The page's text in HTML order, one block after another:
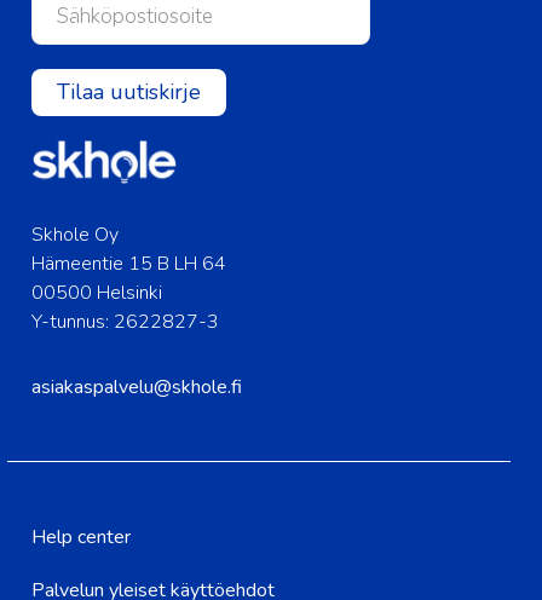
Skhole Oy
Hämeentie 15 B LH 64
00500 Helsinki
Y-tunnus: 2622827-3
asiakaspalvelu@skhole.fi
Tilaa uutiskirje
Help center
Palvelun yleiset käyttöehdot